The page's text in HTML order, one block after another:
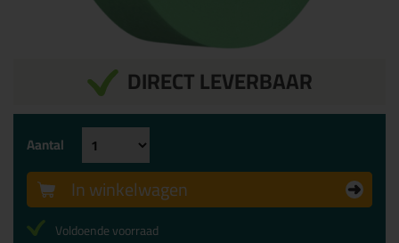
DIRECT LEVERBAAR
Aantal
In winkelwagen
Voldoende voorraad